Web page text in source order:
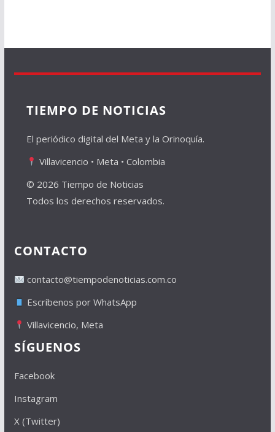
TIEMPO DE NOTICIAS
El periódico digital del Meta y la Orinoquía.
Villavicencio • Meta • Colombia
© 2026 Tiempo de Noticias
Todos los derechos reservados.
CONTACTO
contacto@tiempodenoticias.com.co
Escríbenos por WhatsApp
Villavicencio, Meta
SÍGUENOS
Facebook
Instagram
X (Twitter)